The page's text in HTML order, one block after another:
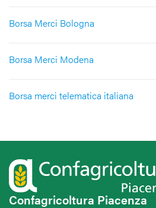
Borsa Merci Bologna
Borsa Merci Modena
Borsa merci telematica italiana
Confagricoltura Piacenza